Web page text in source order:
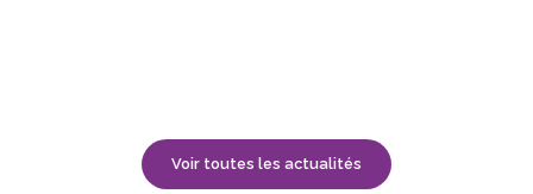
Voir toutes les actualités